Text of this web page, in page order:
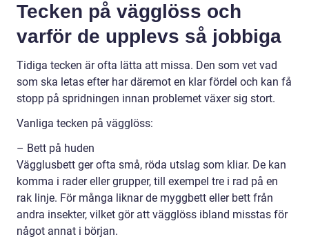
Tecken på vägglöss och
varför de upplevs så jobbiga
Tidiga tecken är ofta lätta att missa. Den som vet vad
som ska letas efter har däremot en klar fördel och kan få
stopp på spridningen innan problemet växer sig stort.
Vanliga tecken på vägglöss:
– Bett på huden
Vägglusbett ger ofta små, röda utslag som kliar. De kan
komma i rader eller grupper, till exempel tre i rad på en
rak linje. För många liknar de myggbett eller bett från
andra insekter, vilket gör att vägglöss ibland misstas för
något annat i början.